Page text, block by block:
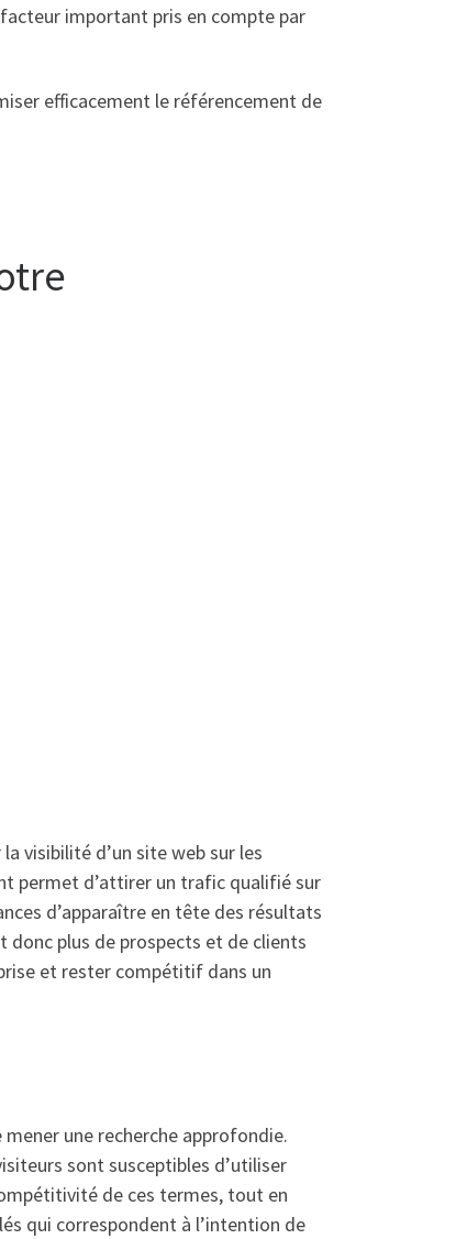
important pris en compte par
efficacement le référencement de
visibilité d’un site web sur les
permet d’attirer un trafic qualifié sur
d’apparaître en tête des résultats
plus de prospects et de clients
et rester compétitif dans un
une recherche approfondie.
sont susceptibles d’utiliser
de ces termes, tout en
qui correspondent à l’intention de